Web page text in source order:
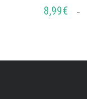
8,99€ –